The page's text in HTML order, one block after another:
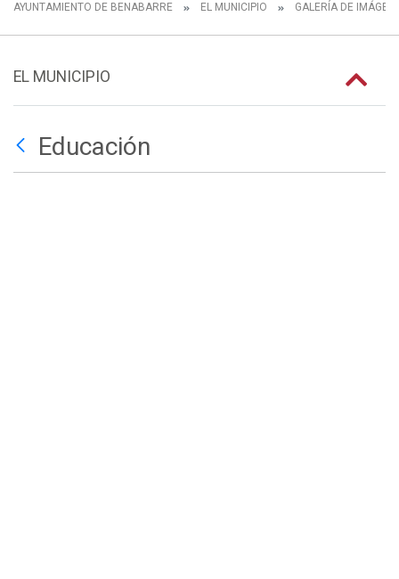
AYUNTAMIENTO DE BENABARRE EL MUNICIPIO GALERÍA DE
EL MUNICIPIO
Educación